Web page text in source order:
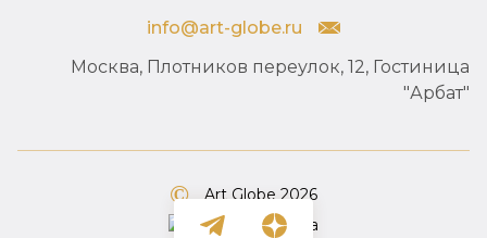
info@art-globe.ru
Москва, Плотников переулок, 12, Гостиница
"Арбат"
Art Globe 2026